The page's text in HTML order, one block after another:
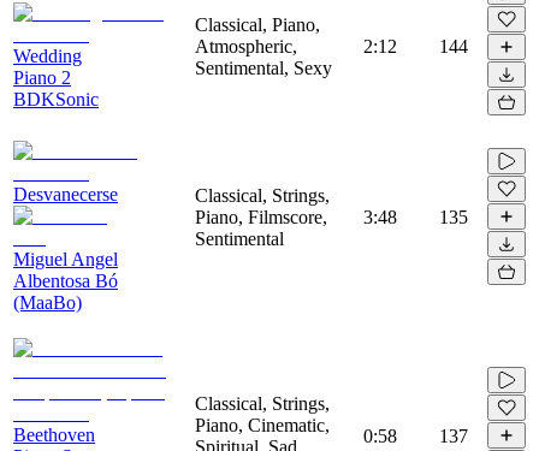
Wedding
Piano 2
BDKSonic
Classical, Piano,
Atmospheric,
Sentimental, Sexy
2:12 144
Desvanecerse
Miguel Angel
Albentosa Bó
(MaaBo)
Classical, Strings,
Piano, Filmscore,
Sentimental
3:48 135
Beethoven
Classical, Strings,
Piano, Cinematic,
Spiritual, Sad,
0:58 137